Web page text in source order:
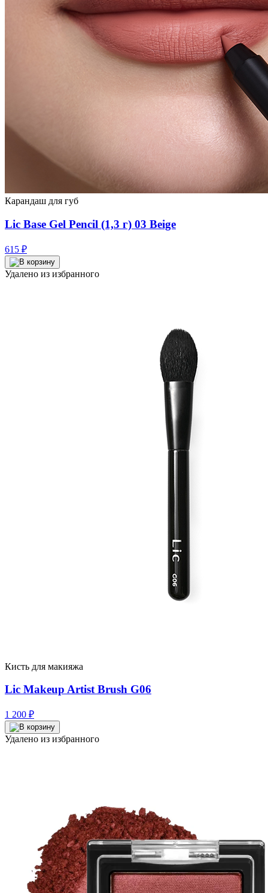
Карандаш для губ
Lic Base Gel Pencil (1,3 г) 03 Beige
615 ₽
Удалено из избранного
Кисть для макияжа
Lic Makeup Artist Brush G06
1 200 ₽
Удалено из избранного